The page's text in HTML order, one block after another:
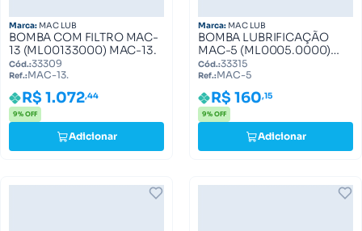
Marca: MAC LUB
BOMBA COM FILTRO MAC-
13 (ML00133000) MAC-13.
Cód.:33309
Ref.:MAC-13.
R$ 1.072,44
9% OFF
Adicionar
Marca: MAC LUB
BOMBA LUBRIFICAÇÃO
MAC-5 (ML0005.0000)
MAC-5
Cód.:33315
Ref.:MAC-5
R$ 160,15
9% OFF
Adicionar